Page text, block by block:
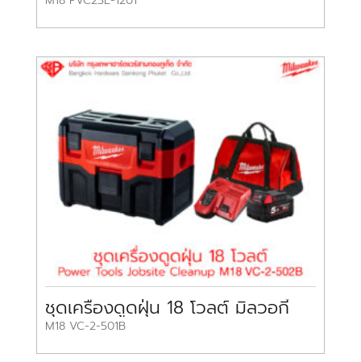
ชุดเครื่องดูดฝุ่น 18 โวลต์ มิลวอกี้
M18 VC-2-501B